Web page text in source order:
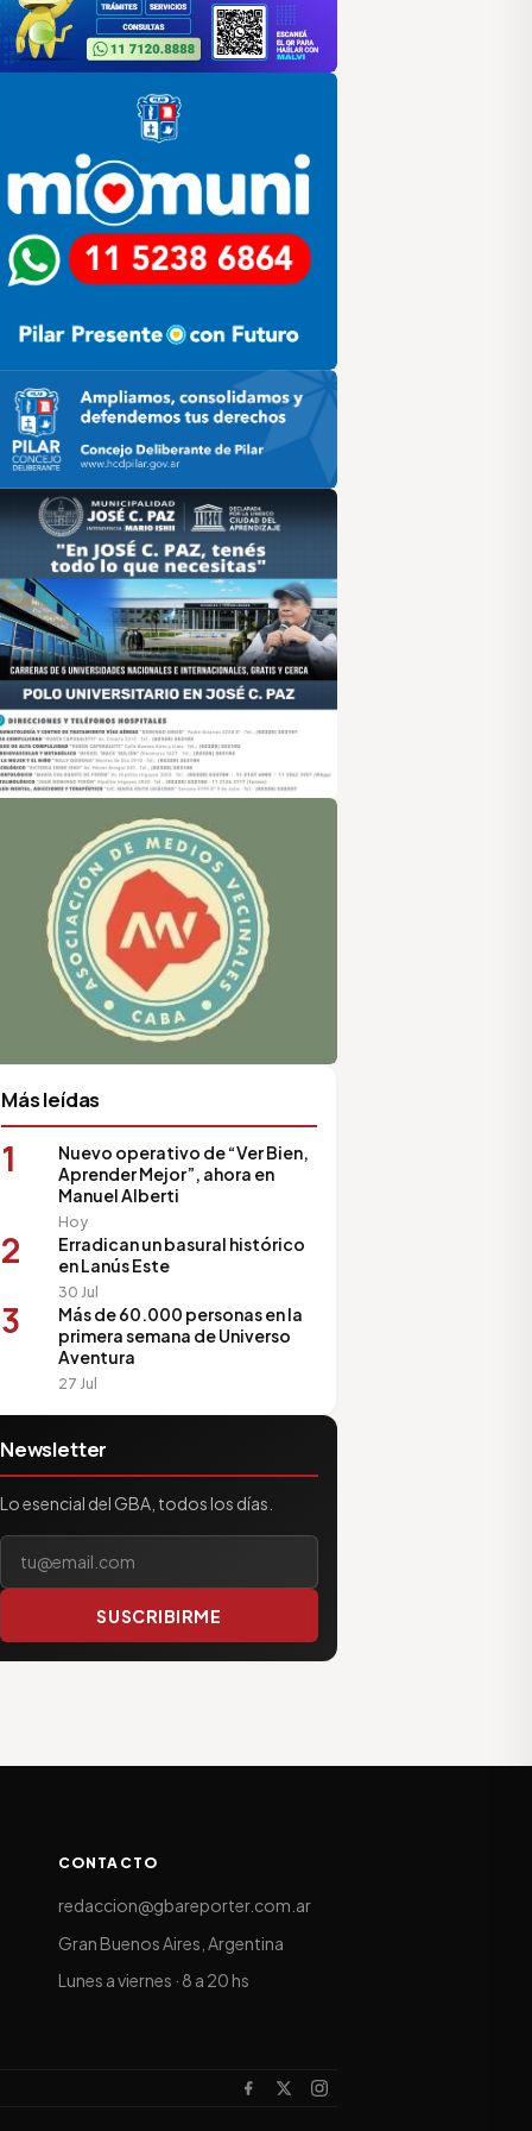
HCD
de Medios Vecinales
Más leídas
1
Nuevo operativo de “Ver Bien,
Aprender Mejor”, ahora en
Manuel Alberti
Hoy
2
Erradican un basural histórico
en Lanús Este
30 Jul
3
Más de 60.000 personas en la
primera semana de Universo
Aventura
27 Jul
Newsletter
Lo esencial del GBA, todos los días.
Tu correo electrónico
SUSCRIBIRME
CONTACTO
redaccion@gbareporter.com.ar
Gran Buenos Aires, Argentina
Lunes a viernes · 8 a 20 hs